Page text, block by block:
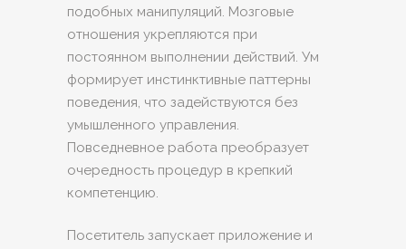
подобных манипуляций. Мозговые
отношения укрепляются при
постоянном выполнении действий. Ум
формирует инстинктивные паттерны
поведения, что задействуются без
умышленного управления.
Повседневное работа преобразует
очередность процедур в крепкий
компетенцию.
Посетитель запускает приложение и